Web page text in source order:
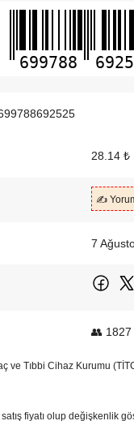
699788
28.14 ₺
✍️
7
👥 1827
ve Tıbbi Cihaz Kurumu
fiyatı olup değişkenlik